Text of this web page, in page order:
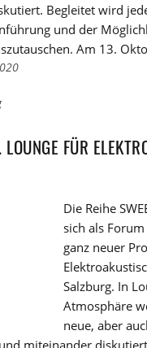
Begleitet wird
und der
Am 13.
FÜR
Die Reihe
sich als
ganz neuer
Salzburg. In
Atmosphäre
neue, aber
miteinander